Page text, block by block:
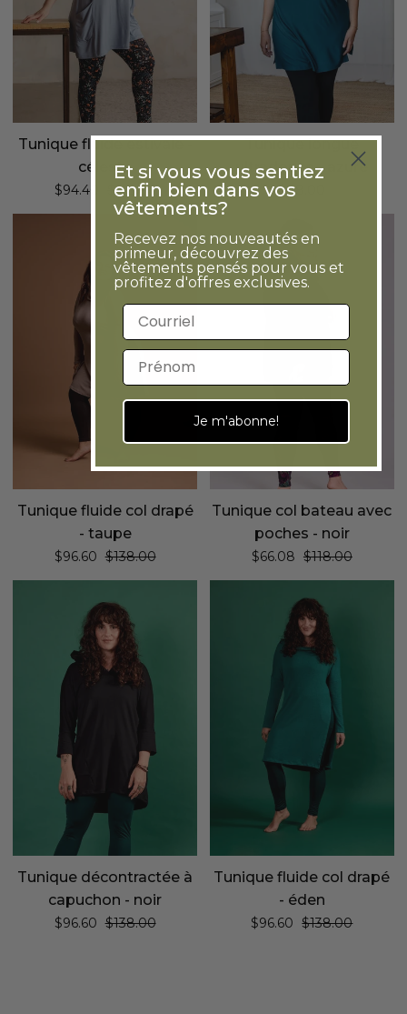
Tunique fluide estivale -
céleste
$94.40 Prix régulier
$118.00
Tunique longue
ultradouce - azure
$88.00
Tunique fluide col drapé
- taupe
$96.60 Prix régulier
$138.00
col
bateau
avec
-
Tunique col bateau avec
poches - noir
$66.08 Prix régulier
$118.00
décontractée
capuchon
Tunique décontractée à
capuchon - noir
$96.60 Prix régulier
$138.00
Tunique fluide col drapé
- éden
$96.60 Prix régulier
$138.00
Et si vous vous sentiez
enfin bien dans vos
vêtements?
Recevez nos nouveautés en
primeur, découvrez des
vêtements pensés pour vous et
profitez d'offres exclusives.
Adresse courriel
Prénom
Je m'abonne!